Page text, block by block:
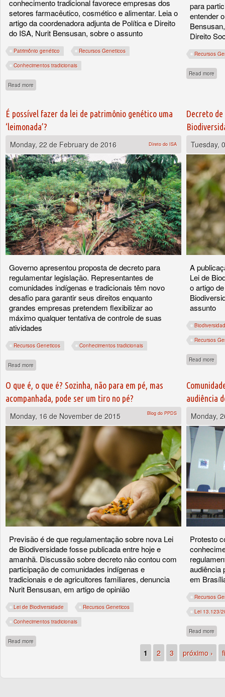
conhecimento tradicional favorece empresas dos
setores farmacêutico, cosmético e alimentar. Leia o
artigo da coordenadora adjunta de Política e Direito
do ISA, Nurit Bensusan, sobre o assunto
Patrimônio genético Recursos Geneticos
Conhecimentos tradicionais
Read more
para
entender
Direito
Recursos
Read more
É possível fazer da lei de patrimônio genético uma
‘leimonada’?
Monday, 22 de February de 2016
Direto do ISA
Governo apresentou proposta de decreto para
regulamentar legislação. Representantes de
comunidades indígenas e tradicionais têm novo
desafio para garantir seus direitos enquanto
grandes empresas pretendem flexibilizar ao
máximo qualquer tentativa de controle de suas
atividades
Recursos Geneticos Conhecimentos tradicionais
Read more about É possível fazer da lei de patrimônio genético uma ‘leimonada’?
Decreto
Tuesday,
A
Lei de
o artigo
assunto
Recursos
Read more
O que é, o que é? Sozinha, não para em pé, mas
acompanhada, pode ser um tiro no pé?
Monday, 16 de November de 2015
Blog do PPDS
Previsão é de que regulamentação sobre nova Lei
de Biodiversidade fosse publicada entre hoje e
amanhã. Discussão sobre decreto não contou com
participação de comunidades indígenas e
tradicionais e de agricultores familiares, denuncia
Nurit Bensusan, em artigo de opinião
Lei de Biodiversidade Recursos Geneticos
Conhecimentos tradicionais
Read more
audiência
Monday,
Protesto
audiência
em
Recursos
Lei 13.123/
Read more
1 2 3 próximo ›